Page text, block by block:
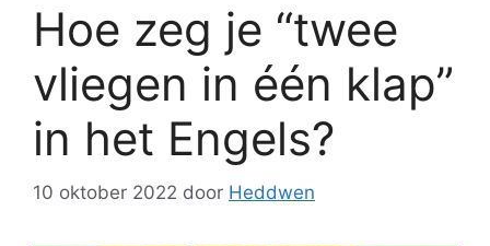
Hoe zeg je “twee
vliegen in één klap”
in het Engels?
10 oktober 2022 door Heddwen